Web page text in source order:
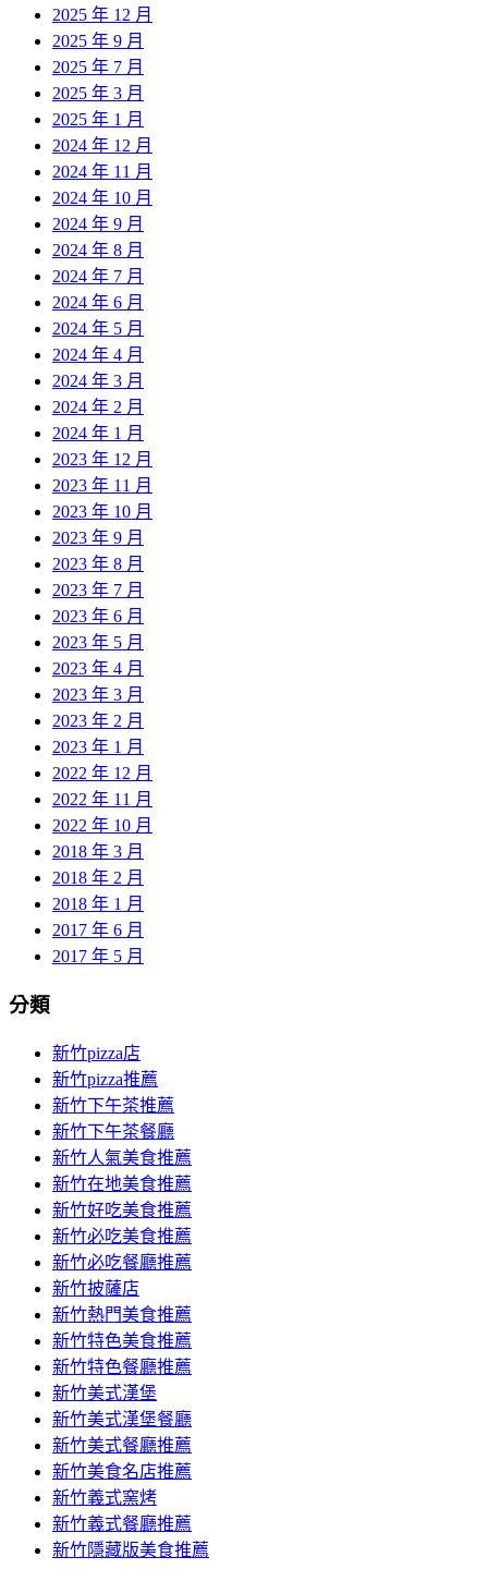
2025 年 12 月
2025 年 9 月
2025 年 7 月
2025 年 3 月
2025 年 1 月
2024 年 12 月
2024 年 11 月
2024 年 10 月
2024 年 9 月
2024 年 8 月
2024 年 7 月
2024 年 6 月
2024 年 5 月
2024 年 4 月
2024 年 3 月
2024 年 2 月
2024 年 1 月
2023 年 12 月
2023 年 11 月
2023 年 10 月
2023 年 9 月
2023 年 8 月
2023 年 7 月
2023 年 6 月
2023 年 5 月
2023 年 4 月
2023 年 3 月
2023 年 2 月
2023 年 1 月
2022 年 12 月
2022 年 11 月
2022 年 10 月
2018 年 3 月
2018 年 2 月
2018 年 1 月
2017 年 6 月
2017 年 5 月
分類
新竹pizza店
新竹pizza推薦
新竹下午茶推薦
新竹下午茶餐廳
新竹人氣美食推薦
新竹在地美食推薦
新竹好吃美食推薦
新竹必吃美食推薦
新竹必吃餐廳推薦
新竹披薩店
新竹熱門美食推薦
新竹特色美食推薦
新竹特色餐廳推薦
新竹美式漢堡
新竹美式漢堡餐廳
新竹美式餐廳推薦
新竹美食名店推薦
新竹義式窯烤
新竹義式餐廳推薦
新竹隱藏版美食推薦